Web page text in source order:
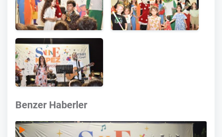
Benzer Haberler